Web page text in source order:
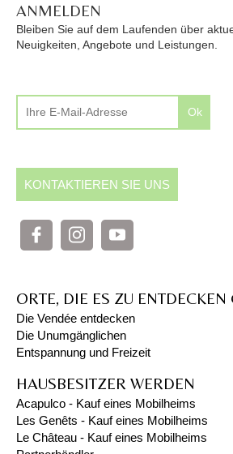
ANMELDEN
Bleiben Sie auf dem Laufenden über
Neuigkeiten, Angebote und Leistungen.
Ok
KONTAKTIEREN SIE UNS
ORTE, DIE ES ZU ENTDECKEN
Die Vendée entdecken
Die Unumgänglichen
Entspannung und Freizeit
HAUSBESITZER WERDEN
Acapulco - Kauf eines Mobilheims
Les Genêts - Kauf eines Mobilheims
Le Château - Kauf eines Mobilheims